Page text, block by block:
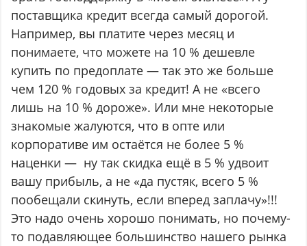
поставщика кредит всегда самый дорогой.
Например, вы платите через месяц и
понимаете, что можете на 10 % дешевле
купить по предоплате — так это же больше
чем 120 % годовых за кредит! А не «всего
лишь на 10 % дороже». Или мне некоторые
знакомые жалуются, что в опте или
корпоративе им остаётся не более 5 %
наценки — ну так скидка ещё в 5 % удвоит
вашу прибыль, а не «да пустяк, всего 5 %
пообещали скинуть, если вперед заплачу»!!!
Это надо очень хорошо понимать, но почему-
то подавляющее большинство нашего рынка